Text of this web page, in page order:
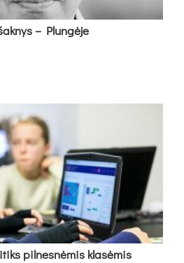
– Plun­gė­je
pil­nes­nė­mis kla­sė­mis